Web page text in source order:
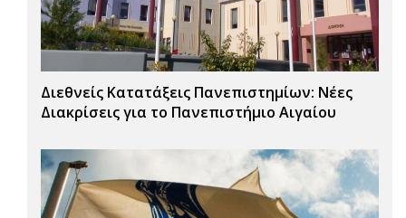
Διεθνείς Κατατάξεις Πανεπιστημίων: Νέες
Διακρίσεις για το Πανεπιστήμιο Αιγαίου